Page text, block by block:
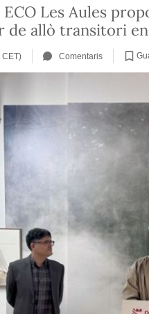
Les Aules
de allò transitori
CET) Comentaris